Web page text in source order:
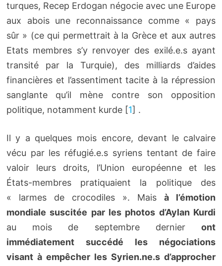
turques, Recep Erdogan négocie avec une Europe
aux abois une reconnaissance comme « pays
sûr » (ce qui permettrait à la Grèce et aux autres
Etats membres s’y renvoyer des exilé.e.s ayant
transité par la Turquie), des milliards d’aides
financières et l’assentiment tacite à la répression
sanglante qu’il mène contre son opposition
politique, notamment kurde[1] .
Il y a quelques mois encore, devant le calvaire
vécu par les réfugié.e.s syriens tentant de faire
valoir leurs droits, l’Union européenne et les
États-membres pratiquaient la politique des
« larmes de crocodiles ». Maisà l’émotion
mondiale suscitée par les photos d’Aylan Kurdi
au mois de septembre dernieront
immédiatement succédé les négociations
visant à empêcher les Syrien.ne.s d’approcher